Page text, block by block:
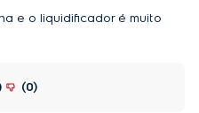
como bolos e tortas, e
função Limpa Fácil.
e o liquidificador é muito
0